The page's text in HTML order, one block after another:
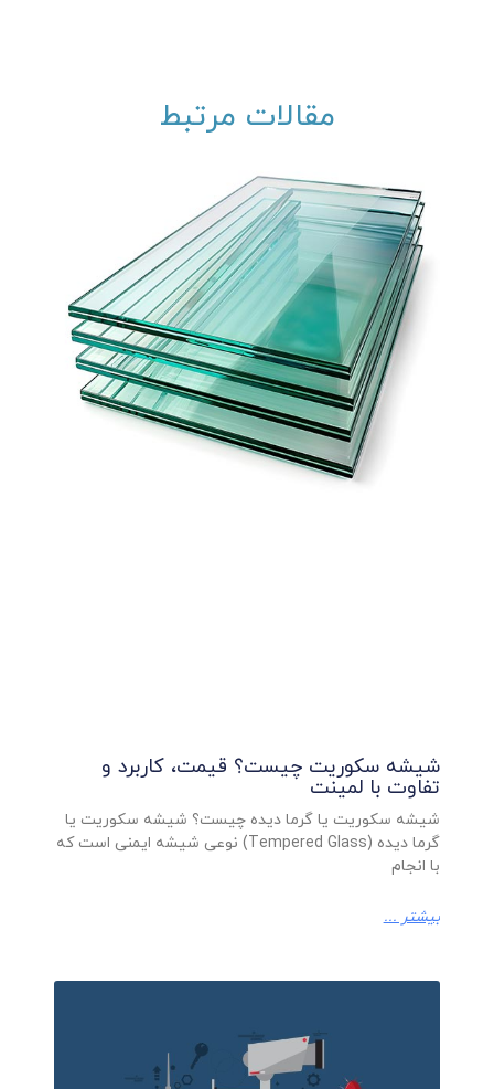
مقالات مرتبط
شیشه سکوریت چیست؟ قیمت، کاربرد و
تفاوت با لمینت
شیشه سکوریت یا گرما دیده چیست؟ شیشه سکوریت یا
گرما دیده (Tempered Glass) نوعی شیشه ایمنی است که
با انجام
بیشتر ...